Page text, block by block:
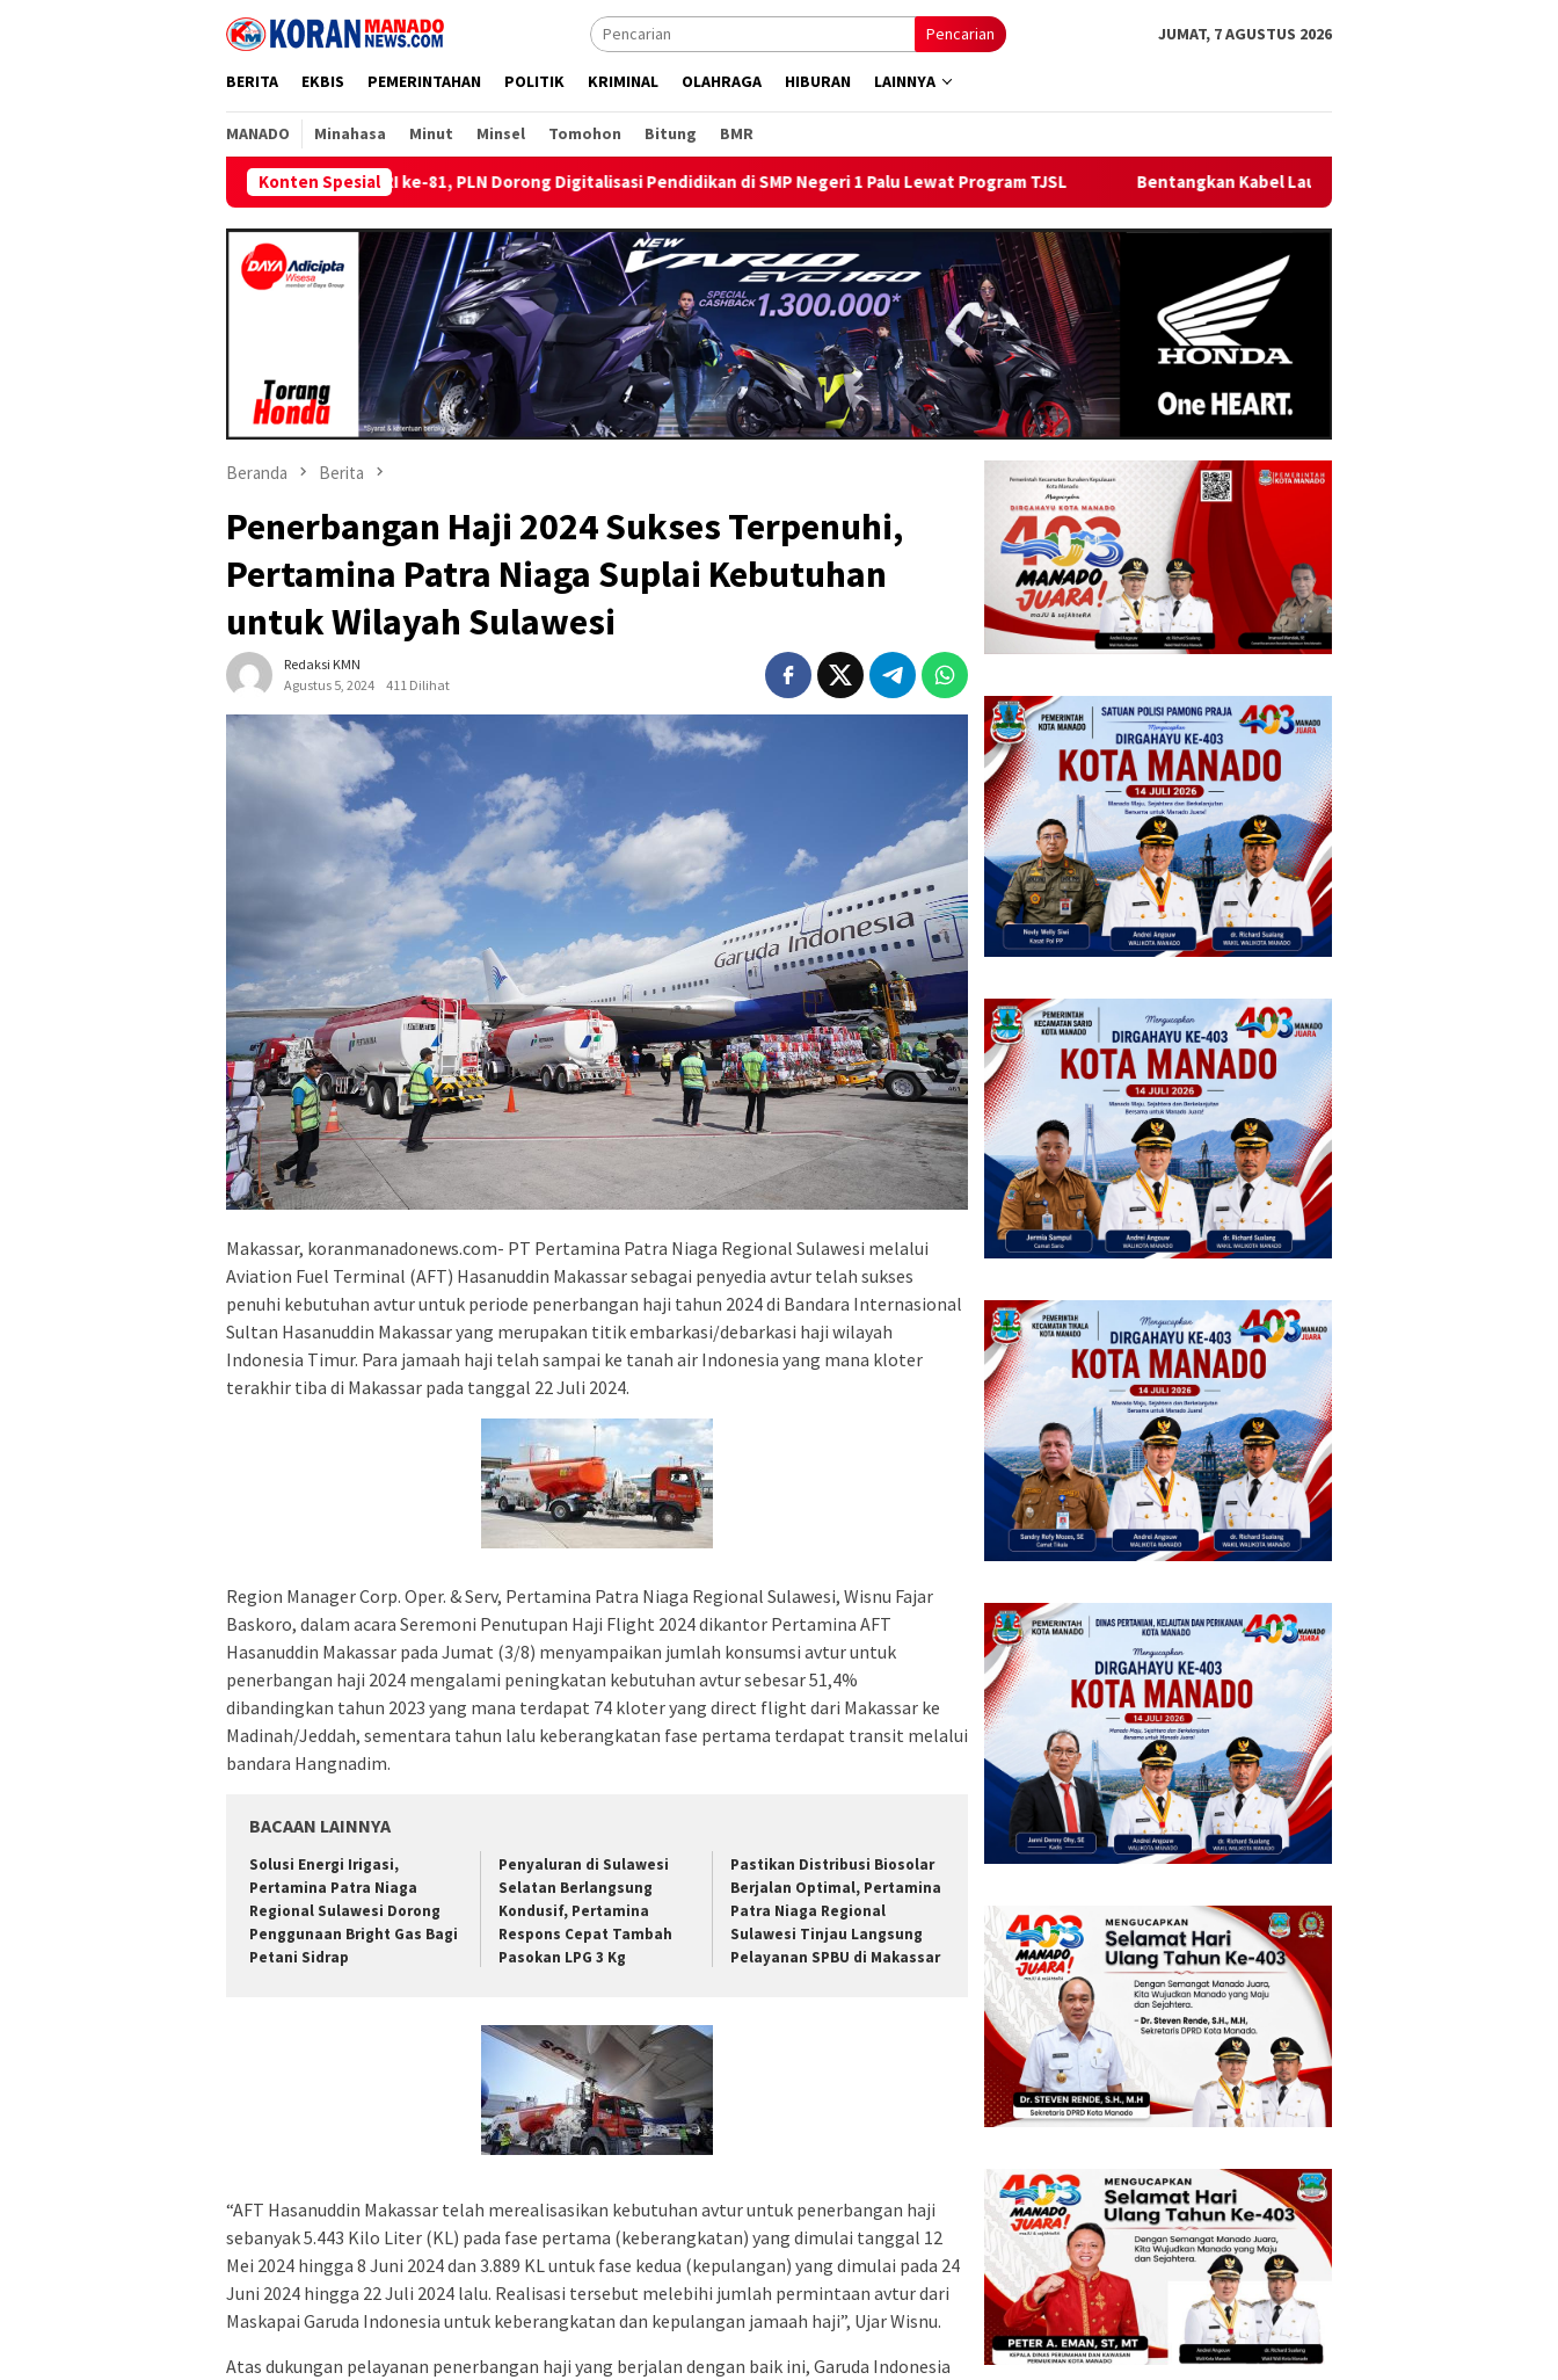
Pencarian JUMAT, 7 AGUSTUS 2026
BERITA EKBIS PEMERINTAHAN POLITIK KRIMINAL OLAHRAGA HIBURAN LAINNYA
MANADO Minahasa Minut Minsel Tomohon Bitung BMR
Konten Spesial
Sambut HUT RI ke-81, PLN Dorong Digitalisasi Pendidikan di SMP Negeri 1 Palu Lewat Program TJSL Bentangkan Kabel Laut 1,95 KMS, PLN Nyalakan Listrik Perdana di Pulau Dudepo
Beranda Berita
Penerbangan Haji 2024 Sukses Terpenuhi,
Pertamina Patra Niaga Suplai Kebutuhan
untuk Wilayah Sulawesi
Redaksi KMN
Agustus 5, 2024
411 Dilihat
Makassar, koranmanadonews.com- PT Pertamina Patra Niaga Regional Sulawesi melalui
Aviation Fuel Terminal (AFT) Hasanuddin Makassar sebagai penyedia avtur telah sukses
penuhi kebutuhan avtur untuk periode penerbangan haji tahun 2024 di Bandara Internasional
Sultan Hasanuddin Makassar yang merupakan titik embarkasi/debarkasi haji wilayah
Indonesia Timur. Para jamaah haji telah sampai ke tanah air Indonesia yang mana kloter
terakhir tiba di Makassar pada tanggal 22 Juli 2024.
Region Manager Corp. Oper. & Serv, Pertamina Patra Niaga Regional Sulawesi, Wisnu Fajar
Baskoro, dalam acara Seremoni Penutupan Haji Flight 2024 dikantor Pertamina AFT
Hasanuddin Makassar pada Jumat (3/8) menyampaikan jumlah konsumsi avtur untuk
penerbangan haji 2024 mengalami peningkatan kebutuhan avtur sebesar 51,4%
dibandingkan tahun 2023 yang mana terdapat 74 kloter yang direct flight dari Makassar ke
Madinah/Jeddah, sementara tahun lalu keberangkatan fase pertama terdapat transit melalui
bandara Hangnadim.
BACAAN LAINNYA
Solusi Energi Irigasi,
Pertamina Patra Niaga
Regional Sulawesi Dorong
Penggunaan Bright Gas Bagi
Petani Sidrap
Penyaluran di Sulawesi
Selatan Berlangsung
Kondusif, Pertamina
Respons Cepat Tambah
Pasokan LPG 3 Kg
Pastikan Distribusi Biosolar
Berjalan Optimal, Pertamina
Patra Niaga Regional
Sulawesi Tinjau Langsung
Pelayanan SPBU di Makassar
“AFT Hasanuddin Makassar telah merealisasikan kebutuhan avtur untuk penerbangan haji
sebanyak 5.443 Kilo Liter (KL) pada fase pertama (keberangkatan) yang dimulai tanggal 12
Mei 2024 hingga 8 Juni 2024 dan 3.889 KL untuk fase kedua (kepulangan) yang dimulai pada 24
Juni 2024 hingga 22 Juli 2024 lalu. Realisasi tersebut melebihi jumlah permintaan avtur dari
Maskapai Garuda Indonesia untuk keberangkatan dan kepulangan jamaah haji”, Ujar Wisnu.
Atas dukungan pelayanan penerbangan haji yang berjalan dengan baik ini, Garuda Indonesia